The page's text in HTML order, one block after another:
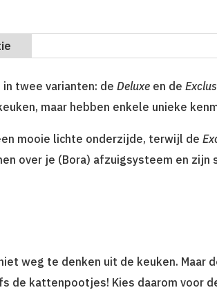
in twee varianten: deDeluxe en de
maar hebben enkele unieke
mooie lichte onderzijde, terwijl de
over je (Bora) afzuigsysteem en zijn
weg te denken uit de keuken. Maar
de kattenpootjes! Kies daarom voor